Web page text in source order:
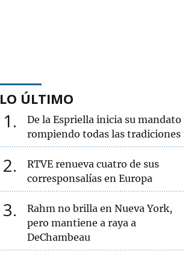
LO ÚLTIMO
1
De la Espriella inicia su mandato
rompiendo todas las tradiciones
2
RTVE renueva cuatro de sus
corresponsalías en Europa
3
Rahm no brilla en Nueva York,
pero mantiene a raya a
DeChambeau